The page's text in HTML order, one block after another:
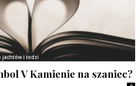
jachtów i łodzi
V Kamienie na szaniec?